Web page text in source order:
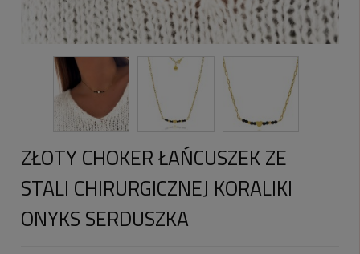
ZŁOTY CHOKER ŁAŃCUSZEK ZE
STALI CHIRURGICZNEJ KORALIKI
ONYKS SERDUSZKA